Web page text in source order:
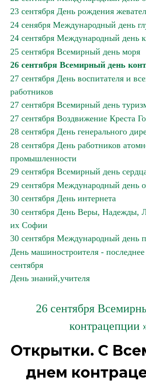
23 сентября День рождения
24 сенября Международный день
24 сентября Международный день
25 сентября Всемирный день моря
26 сентября Всемирный день
27 сентября День воспитателя и
работников
27 сентября Всемирный день
27 сентября Воздвижение Креста
28 сентября День генерального
28 сентября День работников
промышленности
29 сентября Всемирный день
29 сентября Международный день
30 сентября День интернета
30 сентября День Веры, Надежды,
их Софии
30 сентября Международный день
День машиностроителя - последнее
сентября
День знаний,учителя
26 сентября
контрацепции
Открытки. С
днем